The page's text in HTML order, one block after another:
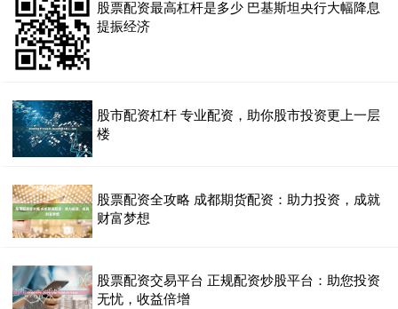
股票配资最高杠杆是多少 巴基斯坦央行大幅降息
提振经济
股市配资杠杆 专业配资，助你股市投资更上一层
楼
股票配资全攻略 成都期货配资：助力投资，成就
财富梦想
股票配资交易平台 正规配资炒股平台：助您投资
无忧，收益倍增